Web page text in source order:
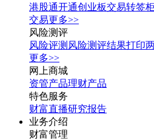
港股通开通创业板交易转签
交易更多>>
风险测评
风险评测 风险测评结果打印
更多>>
网上商城
资管产品理财产品
特色服务
财富直播研究报告
业务介绍
财富管理